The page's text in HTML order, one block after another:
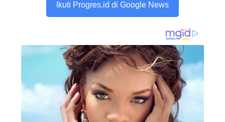
Ikuti Progres.id di Google News